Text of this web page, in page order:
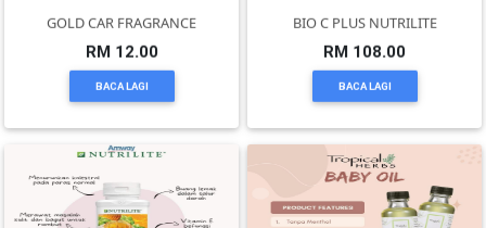
GOLD CAR FRAGRANCE
RM 12.00
BACA LAGI
BIO C PLUS NUTRILITE
RM 108.00
BACA LAGI
SERVIS(17)
HARTA
BENDA(1)
LAIN-